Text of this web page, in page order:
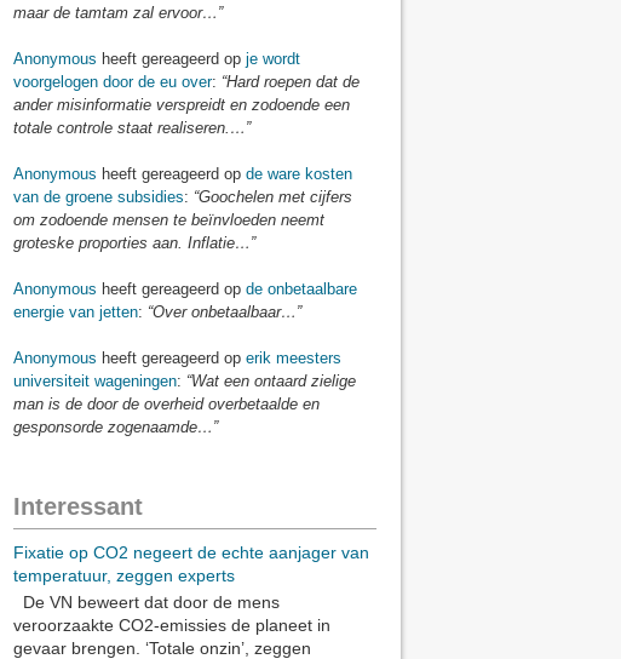
maar de tamtam zal ervoor…”
Anonymous heeft gereageerd op je wordt
voorgelogen door de eu over: “Hard roepen dat de
ander misinformatie verspreidt en zodoende een
totale controle staat realiseren.…”
Anonymous heeft gereageerd op de ware kosten
van de groene subsidies: “Goochelen met cijfers
om zodoende mensen te beïnvloeden neemt
groteske proporties aan. Inflatie…”
Anonymous heeft gereageerd op de onbetaalbare
energie van jetten: “Over onbetaalbaar…”
Anonymous heeft gereageerd op erik meesters
universiteit wageningen: “Wat een ontaard zielige
man is de door de overheid overbetaalde en
gesponsorde zogenaamde…”
Interessant
Fixatie op CO2 negeert de echte aanjager van
temperatuur, zeggen experts
De VN beweert dat door de mens
veroorzaakte CO2-emissies de planeet in
gevaar brengen. ‘Totale onzin’, zeggen